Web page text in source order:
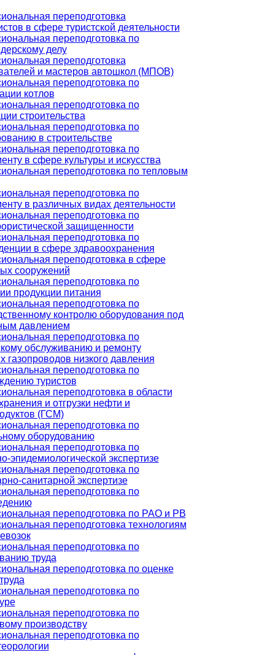
переподготовка
в сфере туристской деятельности
переподготовка по
делу
переподготовка
и мастеров автошкол (МПОВ)
переподготовка по
котлов
переподготовка по
строительства
переподготовка по
в строительстве
переподготовка по
в сфере культуры и искусства
переподготовка по тепловым
переподготовка по
в различных видах деятельности
переподготовка по
защищенности
переподготовка по
в сфере здравоохранения
переподготовка в сфере
сооружений
переподготовка по
продукции питания
переподготовка по
контролю оборудования под
давлением
переподготовка по
обслуживанию и ремонту
газопроводов низкого давления
переподготовка по
туристов
переподготовка в области
и отгрузки нефти и
(ГСМ)
переподготовка по
оборудованию
переподготовка по
эпидемиологической экспертизе
переподготовка по
санитарной экспертизе
переподготовка по
переподготовка по РАО и РВ
переподготовка технологиям
переподготовка по
труда
переподготовка по оценке
переподготовка по
переподготовка по
производству
переподготовка по